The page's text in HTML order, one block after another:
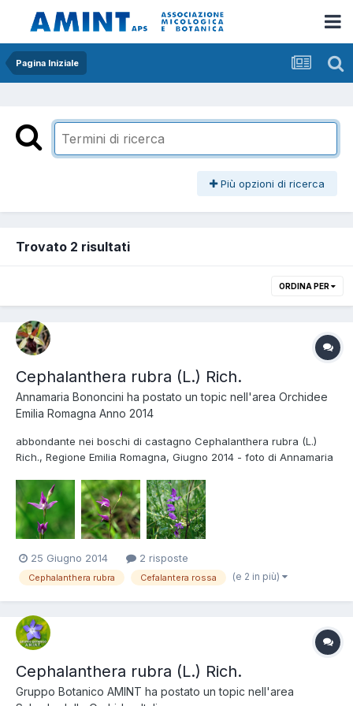
Pagina Iniziale
Più opzioni di ricerca
Trovato 2 risultati
ORDINA PER
Cephalanthera rubra (L.) Rich.
Annamaria Bononcini ha postato un topic nell'area Orchidee
Emilia Romagna Anno 2014
abbondante nei boschi di castagno Cephalanthera rubra (L.)
Rich., Regione Emilia Romagna, Giugno 2014 - foto di Annamaria
25 Giugno 2014 2 risposte
Cephalanthera rubra Cefalantera rossa (e 2 in più)
Cephalanthera rubra (L.) Rich.
Gruppo Botanico AMINT ha postato un topic nell'area